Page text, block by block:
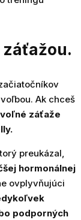
záťažou.
Ak chceš
záťaže
preukázal,
hormonálnej
ovplyvňujúci
podporných